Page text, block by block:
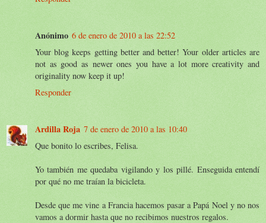
Anónimo 6 de enero de 2010 a las 22:52
Your blog keeps getting better and better! Your older articles are
not as good as newer ones you have a lot more creativity and
originality now keep it up!
Responder
Ardilla Roja 7 de enero de 2010 a las 10:40
Que bonito lo escribes, Felisa.
Yo también me quedaba vigilando y los pillé. Enseguida entendí
por qué no me traían la bicicleta.
Desde que me vine a Francia hacemos pasar a Papá Noel y no nos
vamos a dormir hasta que no recibimos nuestros regalos.